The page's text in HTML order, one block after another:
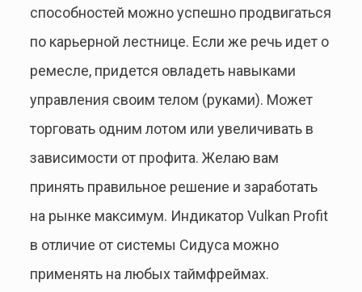
способностей можно успешно продвигаться
по карьерной лестнице. Если же речь идет о
ремесле, придется овладеть навыками
управления своим телом (руками). Может
торговать одним лотом или увеличивать в
зависимости от профита. Желаю вам
принять правильное решение и заработать
на рынке максимум. Индикатор Vulkan Profit
в отличие от системы Сидуса можно
применять на любых таймфреймах.